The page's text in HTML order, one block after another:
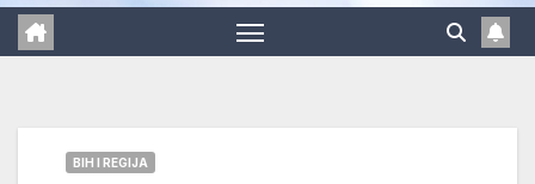
BIH I REGIJA